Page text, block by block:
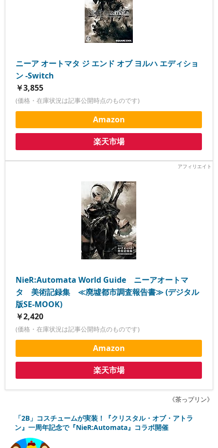
ニーア オートマタ ジ エンド オブ ヨルハ エディショ
ン -Switch
￥3,855
(価格・在庫状況は記事公開時点のものです)
Amazon
楽天市場
NieR:Automata World Guide ニーアオートマ
タ 美術記録集 ≪廃墟都市調査報告書≫ (デジタル
版SE-MOOK)
￥2,420
(価格・在庫状況は記事公開時点のものです)
Amazon
楽天市場
《茶っプリン》
「2B」コスチュームが実装！『クリスタル・オブ・アトラ
ン』一周年記念で『NieR:Automata』コラボ開催